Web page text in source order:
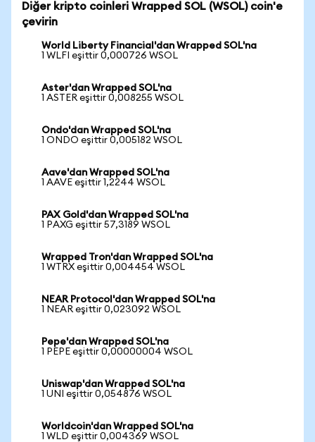
Diğer kripto coinleri Wrapped SOL (WSOL) coin'e
çevirin
World Liberty Financial'dan Wrapped SOL'na
1 WLFI eşittir 0,000726 WSOL
Aster'dan Wrapped SOL'na
1 ASTER eşittir 0,008255 WSOL
Ondo'dan Wrapped SOL'na
1 ONDO eşittir 0,005182 WSOL
Aave'dan Wrapped SOL'na
1 AAVE eşittir 1,2244 WSOL
PAX Gold'dan Wrapped SOL'na
1 PAXG eşittir 57,3189 WSOL
Wrapped Tron'dan Wrapped SOL'na
1 WTRX eşittir 0,004454 WSOL
NEAR Protocol'dan Wrapped SOL'na
1 NEAR eşittir 0,023092 WSOL
Pepe'dan Wrapped SOL'na
1 PEPE eşittir 0,00000004 WSOL
Uniswap'dan Wrapped SOL'na
1 UNI eşittir 0,054876 WSOL
Worldcoin'dan Wrapped SOL'na
1 WLD eşittir 0,004369 WSOL